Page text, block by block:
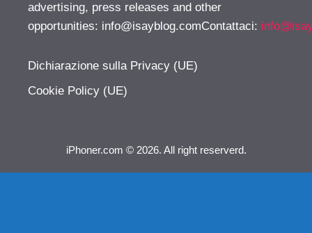
advertising, press releases and other
opportunities: info@isayblog.comContattaci:
Dichiarazione sulla Privacy (UE)
Cookie Policy (UE)
iPhoner.com © 2026. All right reserverd.